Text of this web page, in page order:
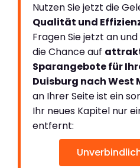
Nutzen Sie jetzt die
Qualität und
Fragen Sie jetzt an
die Chance auf
Sparangebote für
Duisburg nach West
an Ihrer Seite ist ein
Ihr neues Kapitel nur
entfernt: